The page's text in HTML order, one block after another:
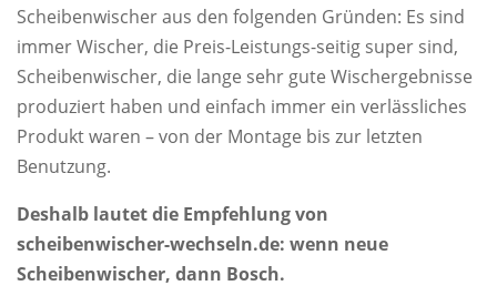
Scheibenwischer aus den folgenden Gründen: Es sind
immer Wischer, die Preis-Leistungs-seitig super sind,
Scheibenwischer, die lange sehr gute Wischergebnisse
produziert haben und einfach immer ein verlässliches
Produkt waren – von der Montage bis zur letzten
Benutzung.
Deshalb lautet die Empfehlung von
scheibenwischer-wechseln.de: wenn neue
Scheibenwischer, dann Bosch.